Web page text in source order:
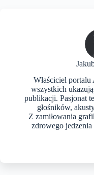
Właściciel
wszystkich
publikacji. Pasjonat
głośników,
Z zamiłowania
zdrowego